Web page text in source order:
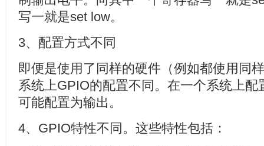
写一就是set low。
3、配置方式不同
即便是使用了同样的硬件（例如都使用同
系统上GPIO的配置不同。在一个系统上
可能配置为输出。
4、GPIO特性不同。这些特性包括：